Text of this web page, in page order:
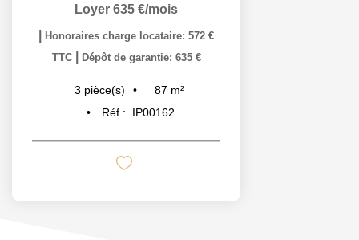
Loyer 635 €/mois
Honoraires charge locataire: 572 €
TTC
Dépôt de garantie: 635 €
3 pièce(s) 87 m²
Réf :
IP00162